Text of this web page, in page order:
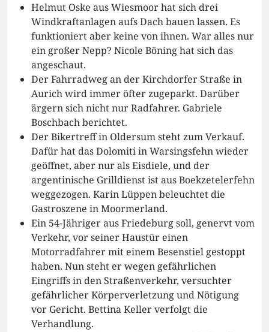
Helmut Oske aus Wiesmoor hat sich drei
Windkraftanlagen aufs Dach bauen lassen. Es
funktioniert aber keine von ihnen. War alles nur
ein großer Nepp? Nicole Böning hat sich das
angeschaut.
Der Fahrradweg an der Kirchdorfer Straße in
Aurich wird immer öfter zugeparkt. Darüber
ärgern sich nicht nur Radfahrer. Gabriele
Boschbach berichtet.
Der Bikertreff in Oldersum steht zum Verkauf.
Dafür hat das Dolomiti in Warsingsfehn wieder
geöffnet, aber nur als Eisdiele, und der
argentinische Grilldienst ist aus Boekzetelerfehn
weggezogen. Karin Lüppen beleuchtet die
Gastroszene in Moormerland.
Ein 54-Jähriger aus Friedeburg soll, genervt vom
Verkehr, vor seiner Haustür einen
Motorradfahrer mit einem Besenstiel gestoppt
haben. Nun steht er wegen gefährlichen
Eingriffs in den Straßenverkehr, versuchter
gefährlicher Körperverletzung und Nötigung
vor Gericht. Bettina Keller verfolgt die
Verhandlung.